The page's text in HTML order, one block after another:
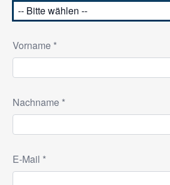
Vorname *
Nachname *
E-Mail *